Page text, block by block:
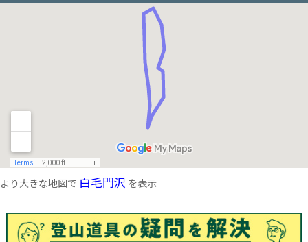
より大きな地図で 白毛門沢 を表示